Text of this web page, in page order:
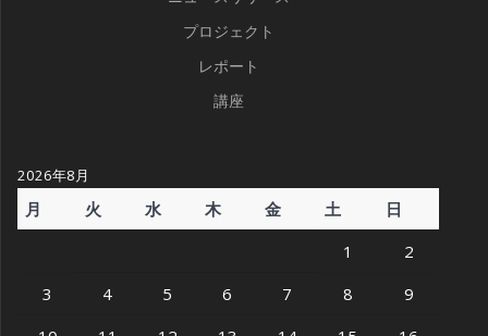
プロジェクト
レポート
講座
2026年8月
月 火 水 木 金 土
日
1
2
3
4 5 6 7 8
9